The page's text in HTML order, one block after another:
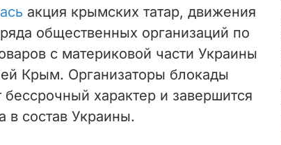
акция крымских татар, движения
общественных организаций по
с материковой части Украины
Крым. Организаторы блокады
бессрочный характер и завершится
в состав Украины.